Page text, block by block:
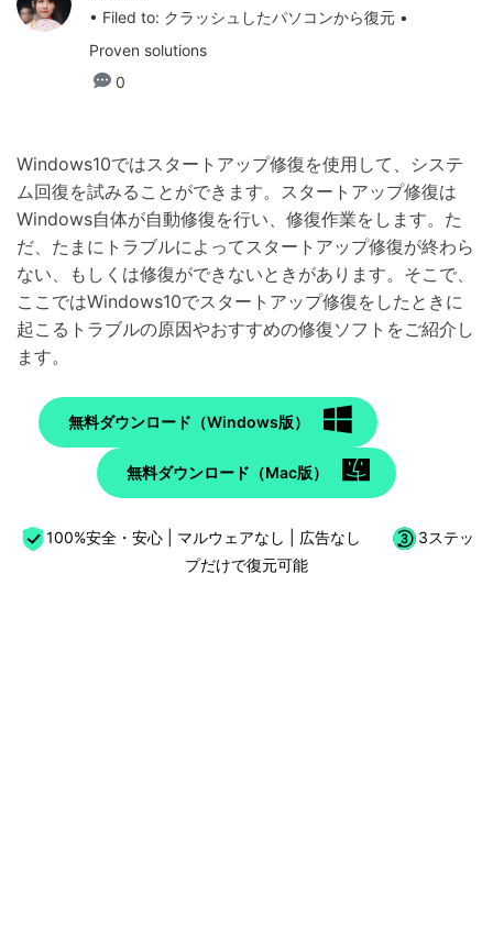
• Filed to: クラッシュしたパソコンから復元 •
Proven solutions
0
Windows10ではスタートアップ修復を使用して、システ
ム回復を試みることができます。スタートアップ修復は
Windows自体が自動修復を行い、修復作業をします。た
だ、たまにトラブルによってスタートアップ修復が終わら
ない、もしくは修復ができないときがあります。そこで、
ここではWindows10でスタートアップ修復をしたときに
起こるトラブルの原因やおすすめの修復ソフトをご紹介し
ます。
無料ダウンロード（Windows版）
無料ダウンロード（Mac版）
100%安全・安心 | マルウェアなし | 広告なし
3ステッ
プだけで復元可能